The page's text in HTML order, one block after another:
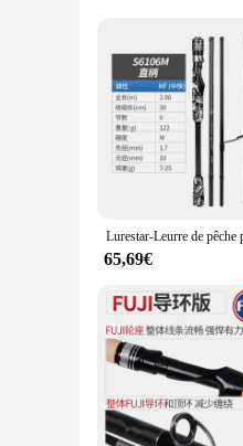
Applicable People:
Features:
**Unmatched
The lurestar
make it a pleasure
consistent fight with
**Versatile and
This versatile
trolling. The set's
have everything
**Adaptive and
those looking to
and suppliers. With
65,69€